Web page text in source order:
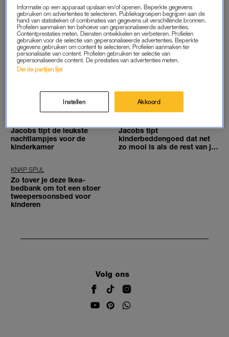
VOOR THUIS
De leukste parasols volgens
Elisah Jacobs: voor het
strand én je mini
WOONSPUL
Dit is het leukste strand- en
waterspeelgoed volgens
Elisah Jacobs
VOOR THUIS
Elisah Jacobs tipt het
leukste buitenspeelgoed
interieurproof tuin'
WOONSPUL
Stijlvol buitenleven mét
KNAP SPUL
Jacobs tipt de leukste
nachtlampjes voor de
kinderkamer
KNAP SPUL
Jacobs tipt
kinderbeddengoed dat net
zo mooi is als de rest van je
KNAP SPUL
Zo tover je deze Ikea-
bedbank om tot een stoer
tweepersoonsbed voor
kinderen
Volg ons
Informatie op een apparaat opslaan en/of openen. Beperkte gegevens
gebruiken om advertenties te selecteren. Publieksgroepen begrijpen aan de
hand van statistieken of combinaties van gegevens uit verschillende bronnen.
Profielen aanmaken ten behoeve van gepersonaliseerde advertenties.
Contentprestaties meten. Diensten ontwikkelen en verbeteren. Profielen
gebruiken voor de selectie van gepersonaliseerde advertenties. Beperkte
gegevens gebruiken om content te selecteren. Profielen aanmaken ter
personalisatie van content. Profielen gebruiken ter selectie van
gepersonaliseerde content. De prestaties van advertenties meten.
Derde partijen lijst
Instellen Akkoord